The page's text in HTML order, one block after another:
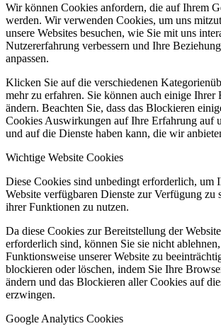
Wir können Cookies anfordern, die auf Ihrem
werden. Wir verwenden Cookies, um uns
unsere Websites besuchen, wie Sie mit uns
Nutzererfahrung verbessern und Ihre
anpassen.
Klicken Sie auf die verschiedenen
mehr zu erfahren. Sie können auch einige Ihrer
ändern. Beachten Sie, dass das Blockieren
Cookies Auswirkungen auf Ihre Erfahrung auf
und auf die Dienste haben kann, die wir
Wichtige Website Cookies
Diese Cookies sind unbedingt erforderlich, um
Website verfügbaren Dienste zur Verfügung zu
ihrer Funktionen zu nutzen.
Da diese Cookies zur Bereitstellung der
erforderlich sind, können Sie sie nicht
Funktionsweise unserer Website zu
blockieren oder löschen, indem Sie Ihre
ändern und das Blockieren aller Cookies auf
erzwingen.
Google Analytics Cookies